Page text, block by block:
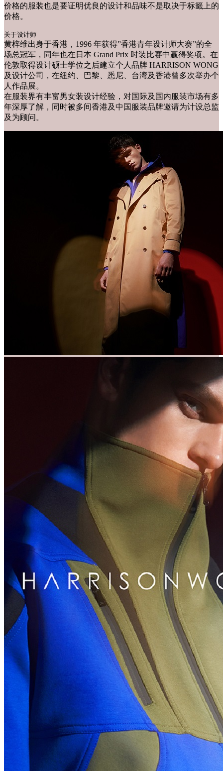
价格的服装也是要证明优良的设计和品味不是取决于标籤上的
价格。
关于设计师
黄梓维出身于香港，1996 年获得”香港青年设计师大赛”的全
场总冠军，同年也在日本 Grand Prix 时装比赛中赢得奖项。在
伦敦取得设计硕士学位之后建立个人品牌 HARRISON WONG
及设计公司，在纽约、巴黎、悉尼、台湾及香港曾多次举办个
人作品展。
在服装界有丰富男女装设计经验，对国际及国内服装市场有多
年深厚了解，同时被多间香港及中国服装品牌邀请为计设总监
及为顾问。